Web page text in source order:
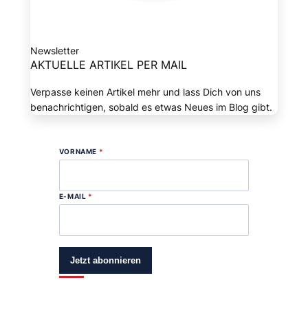
Newsletter
AKTUELLE ARTIKEL PER MAIL
Verpasse keinen Artikel mehr und lass Dich von uns
benachrichtigen, sobald es etwas Neues im Blog gibt.
VORNAME *
E-MAIL *
Jetzt abonnieren